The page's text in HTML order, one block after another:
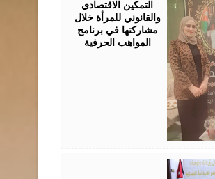
التمكين الاقتصادي
والقانوني للمرأة خلال
مشاركتها في برنامج
المواهب الحرفية